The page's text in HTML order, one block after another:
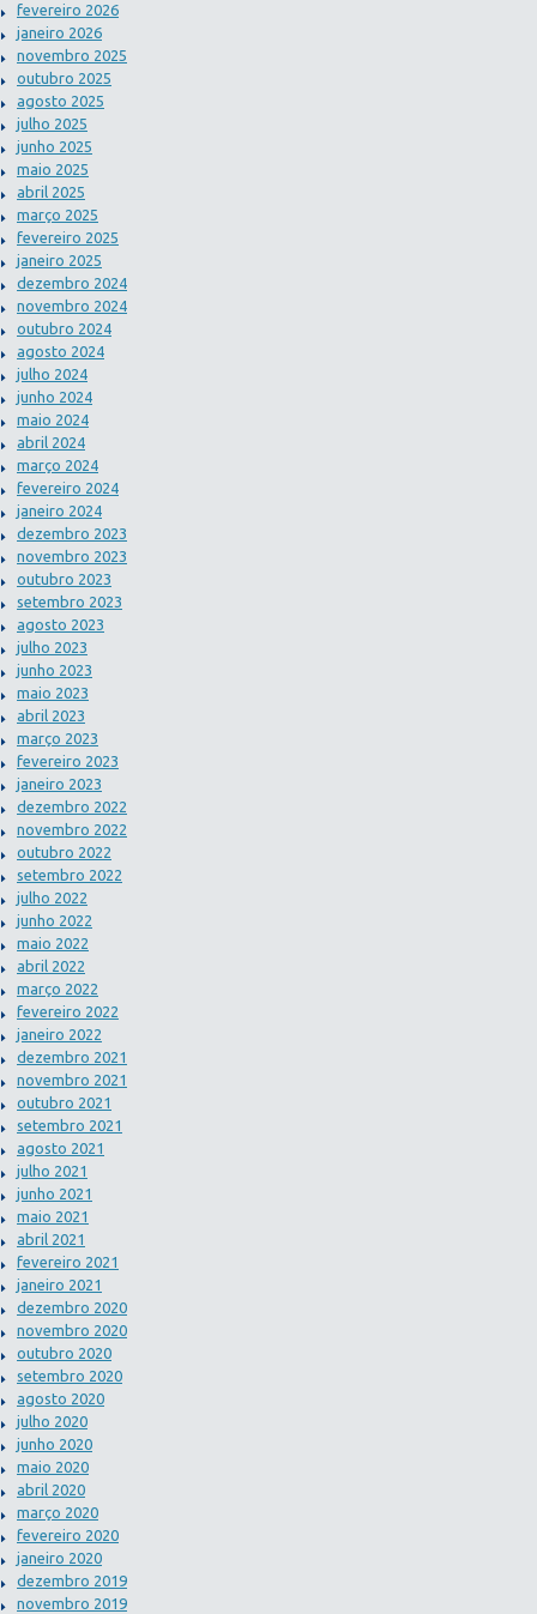
fevereiro 2026
janeiro 2026
novembro 2025
outubro 2025
agosto 2025
julho 2025
junho 2025
maio 2025
abril 2025
março 2025
fevereiro 2025
janeiro 2025
dezembro 2024
novembro 2024
outubro 2024
agosto 2024
julho 2024
junho 2024
maio 2024
abril 2024
março 2024
fevereiro 2024
janeiro 2024
dezembro 2023
novembro 2023
outubro 2023
setembro 2023
agosto 2023
julho 2023
junho 2023
maio 2023
abril 2023
março 2023
fevereiro 2023
janeiro 2023
dezembro 2022
novembro 2022
outubro 2022
setembro 2022
julho 2022
junho 2022
maio 2022
abril 2022
março 2022
fevereiro 2022
janeiro 2022
dezembro 2021
novembro 2021
outubro 2021
setembro 2021
agosto 2021
julho 2021
junho 2021
maio 2021
abril 2021
fevereiro 2021
janeiro 2021
dezembro 2020
novembro 2020
outubro 2020
setembro 2020
agosto 2020
julho 2020
junho 2020
maio 2020
abril 2020
março 2020
fevereiro 2020
janeiro 2020
dezembro 2019
novembro 2019